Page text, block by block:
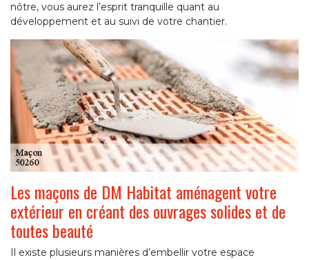
nôtre, vous aurez l’esprit tranquille quant au
développement et au suivi de votre chantier.
Les maçons de DM Habitat aménagent votre
extérieur en créant des ouvrages solides et de
toutes beauté
Il existe plusieurs manières d’embellir votre espace